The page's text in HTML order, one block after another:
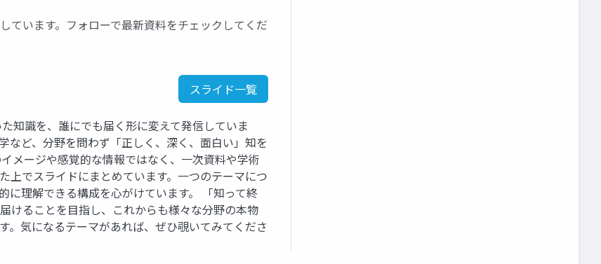
ています。フォローで最新資料をチェックしてくだ
スライド一覧
知識を、誰にでも届く形に変えて発信していま
など、分野を問わず「正しく、深く、面白い」知を
メージや感覚的な情報ではなく、一次資料や学術
上でスライドにまとめています。一つのテーマにつ
に理解できる構成を心がけています。 「知って終
けることを目指し、これからも様々な分野の本物
。気になるテーマがあれば、ぜひ覗いてみてくださ